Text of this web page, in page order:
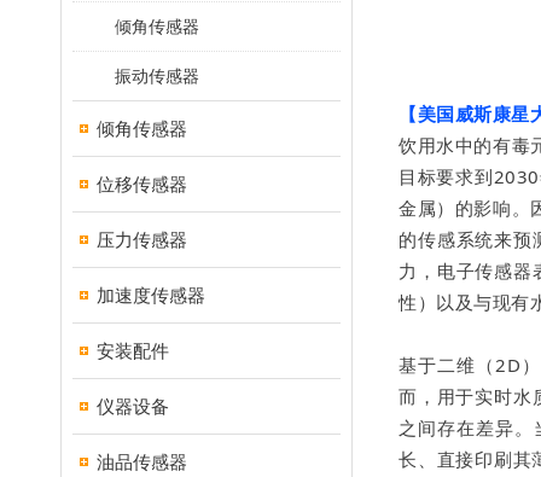
倾角传感器
振动传感器
倾角传感器
位移传感器
压力传感器
加速度传感器
安装配件
仪器设备
油品传感器
【美国威斯康
饮用水中的有毒
目标要求到
金属）的影响。
的传感系统来预
力，电子传感器
性）以及与现有
基于二维（2D
而，用于实时水
之间存在差异
长、直接印刷其